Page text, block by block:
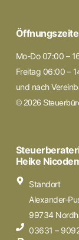
Mo-Do 07:00 –
Freitag 06:00 –
und nach
© 2026
Heike
Standort
Alexander-
99734
03631 –